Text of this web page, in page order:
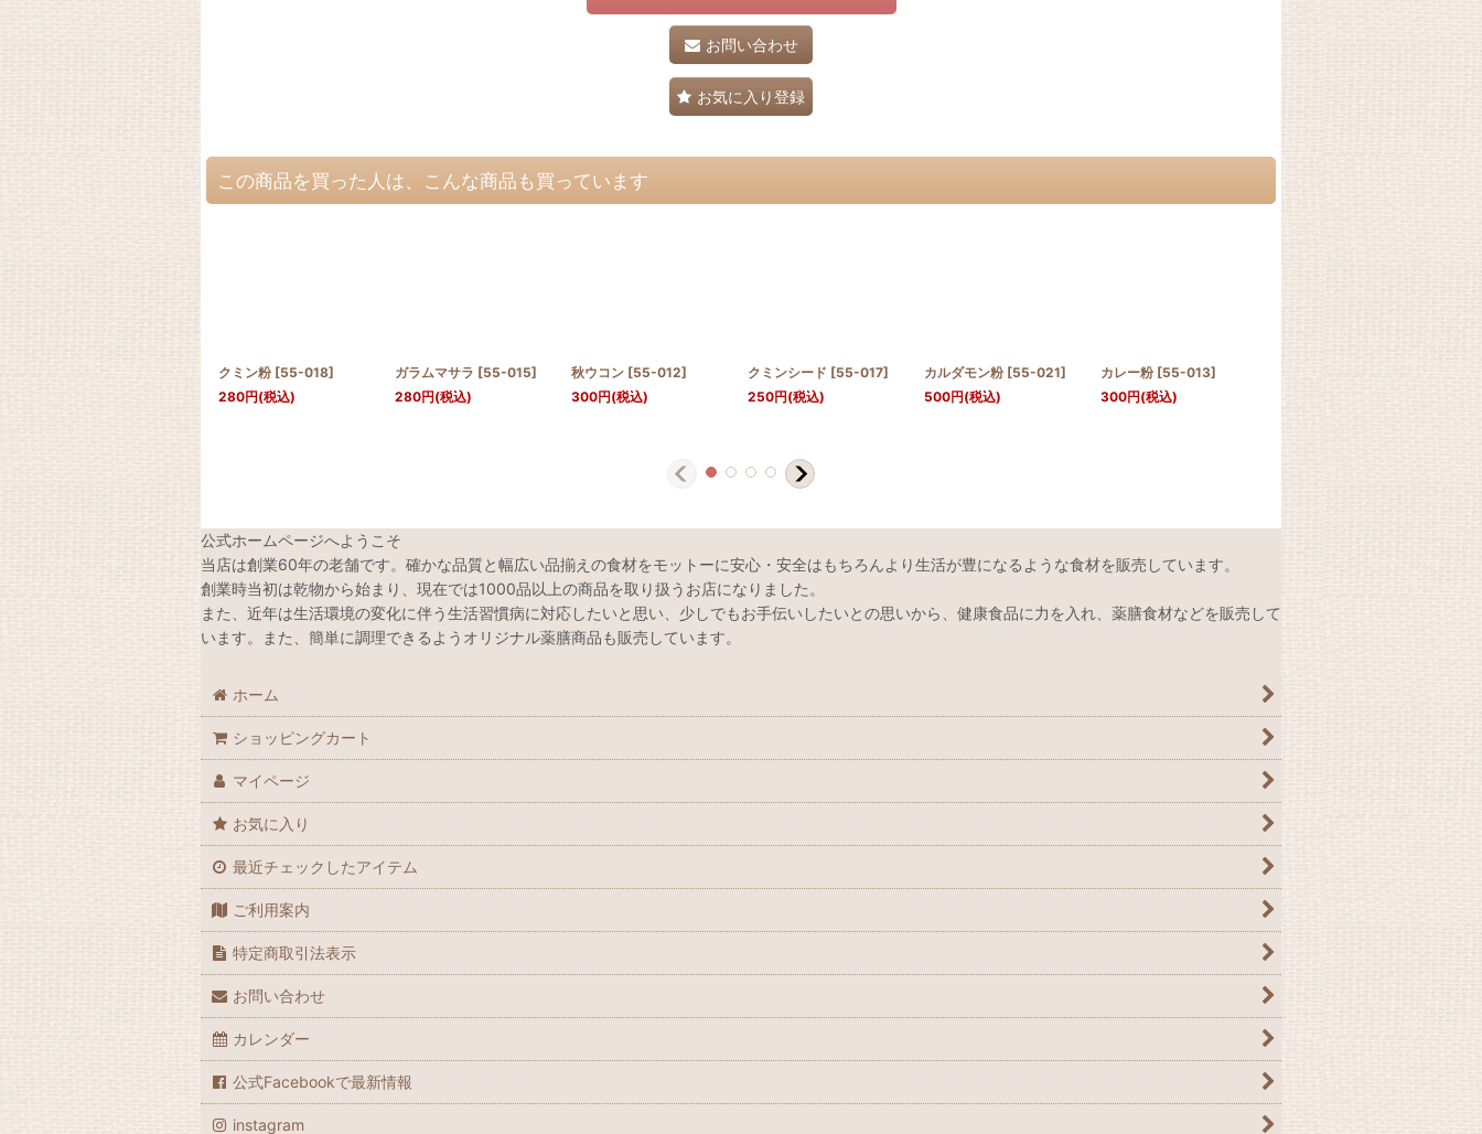
お問い合わせ
お気に入り登録
この商品を買った人は、こんな商品も買っています
クミン粉 [55-018]
280円(税込)
ガラムマサラ [55-015]
280円(税込)
秋ウコン [55-012]
300円(税込)
クミンシード [55-017]
250円(税込)
カルダモン粉 [55-021]
500円(税込)
カレー粉 [55-013]
300円(税込)
公式ホームページへようこそ
当店は創業60年の老舗です。確かな品質と幅広い品揃えの食材をモットーに安心・安全はもちろんより生活が豊になるような食材を販売しています。
創業時当初は乾物から始まり、現在では1000品以上の商品を取り扱うお店になりました。
また、近年は生活環境の変化に伴う生活習慣病に対応したいと思い、少しでもお手伝いしたいとの思いから、健康食品に力を入れ、薬膳食材などを販売して
います。また、簡単に調理できるようオリジナル薬膳商品も販売しています。
ホーム
ショッピングカート
マイページ
お気に入り
最近チェックしたアイテム
ご利用案内
特定商取引法表示
お問い合わせ
カレンダー
公式Facebookで最新情報
instagram